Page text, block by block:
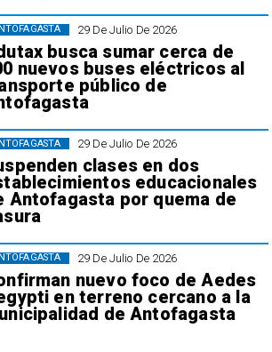
29 De Julio De 2026
busca sumar cerca de
nuevos buses eléctricos al
público de
29 De Julio De 2026
clases en dos
educacionales
Antofagasta por quema de
29 De Julio De 2026
nuevo foco de Aedes
en terreno cercano a la
de Antofagasta